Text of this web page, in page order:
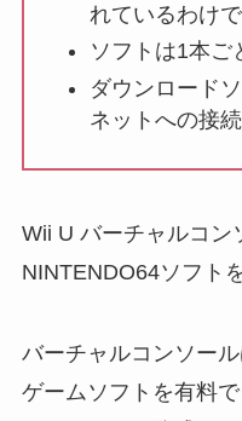
れているわけ
ソフトは1本ご
ダウンロード
ネットへの接
Wii U バーチャルコン
NINTENDO64ソフト
バーチャルコンソー
ゲームソフトを有料